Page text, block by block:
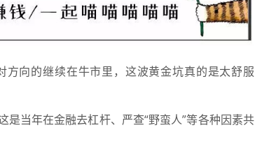
方向的继续在牛市里，这波黄金坑真的是太舒服
当年在金融去杠杆、严查“野蛮人”等各种因素共